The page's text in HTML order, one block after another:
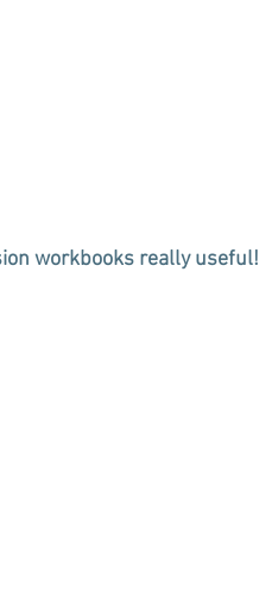
workbooks really useful!